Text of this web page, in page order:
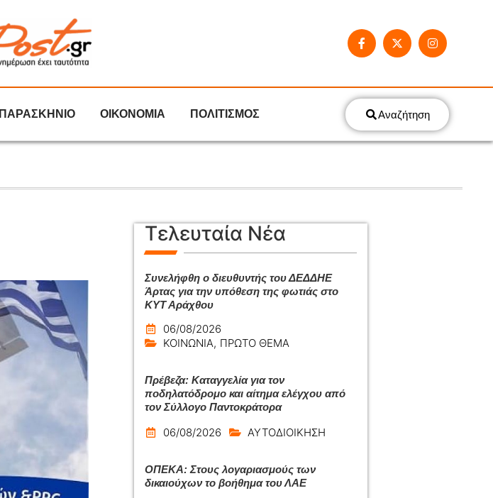
ΠΑΡΑΣΚΗΝΙΟ ΟΙΚΟΝΟΜΙΑ ΠΟΛΙΤΙΣΜΟΣ Αναζήτηση
Τελευταία Νέα
Συνελήφθη ο διευθυντής του ΔΕΔΔΗΕ
Άρτας για την υπόθεση της φωτιάς στο
ΚΥΤ Αράχθου
06/08/2026
ΚΟΙΝΩΝΙΑ, ΠΡΩΤΟ ΘΕΜΑ
Πρέβεζα: Καταγγελία για τον
ποδηλατόδρομο και αίτημα ελέγχου από
τον Σύλλογο Παντοκράτορα
06/08/2026 ΑΥΤΟΔΙΟΙΚΗΣΗ
ΟΠΕΚΑ: Στους λογαριασμούς των
δικαιούχων το βοήθημα του ΛΑΕ